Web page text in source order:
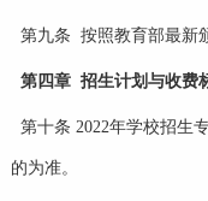
第九条 按照教育部最新
第四章 招生计划与收费
第十条 2022年学校招生
的为准。